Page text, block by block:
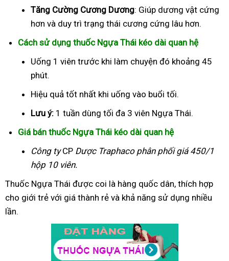
Tăng Cường Cương Dương: Giúp dương vật cứng
hơn và duy trì trạng thái cương cứng lâu hơn.
Cách sử dụng thuốc Ngựa Thái kéo dài quan hệ
Uống 1 viên trước khi làm chuyện đó khoảng 45
phút.
Hiệu quả tốt nhất khi uống vào buổi tối.
Lưu ý: 1 tuần dùng tối đa 3 viên Ngựa Thái.
Giá bán thuốc Ngựa Thái kéo dài quan hệ
Công tyCP Dược Traphacophân phối giá 450/1
hộp 10 viên.
Thuốc Ngựa Thái được coi là hàng quốc dân, thích hợp
cho giới trẻ với giá thành rẻ và khả năng sử dụng nhiều
lần.